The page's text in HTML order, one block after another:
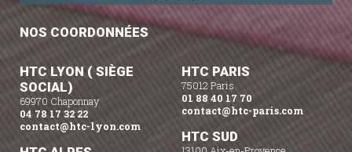
NOS COORDONNÉES
HTC LYON ( SIÈGE
SOCIAL)
69970 Chaponnay
04 78 17 32 22
contact@htc-lyon.com
HTC PARIS
75012 Paris
01 88 40 17 70
contact@htc-paris.com
HTC SUD